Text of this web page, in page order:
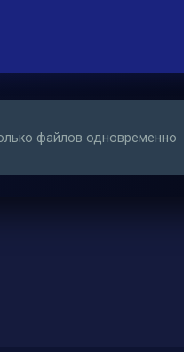
файлов одновременно